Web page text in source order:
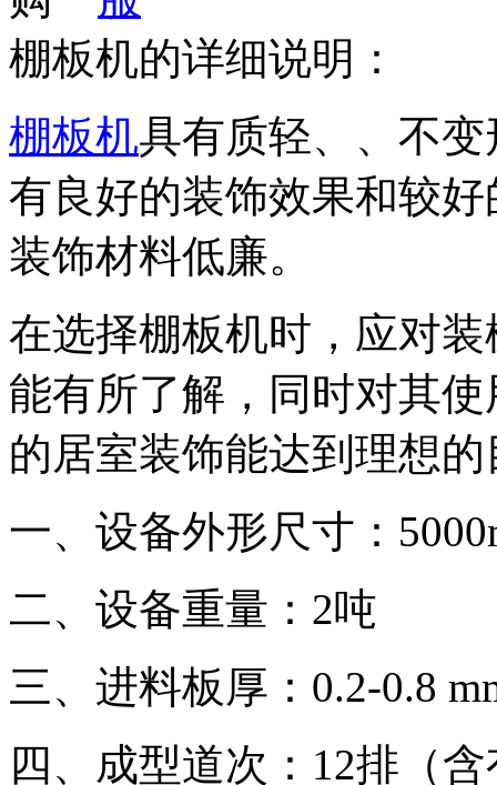
棚板机的详细说明：
棚板机具有质轻、、不
有良好的装饰效果和较
装饰材料低廉。
在选择棚板机时，应对
能有所了解，同时对其
的居室装饰能达到理想的
一、设备外形尺寸：
二、设备重量：2吨
三、进料板厚：0.2-0.8
四、成型道次：12排（